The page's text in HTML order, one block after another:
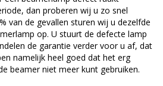
dan proberen wij u zo snel
van de gevallen sturen wij u dezelfde
op. U stuurt de defecte lamp
de garantie verder voor u af, dat
namelijk heel goed dat het erg
beamer niet meer kunt gebruiken.